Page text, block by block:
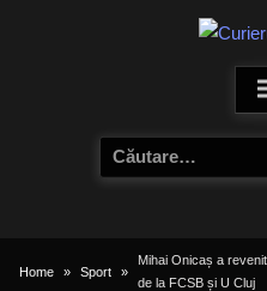
Caută
după:
Home Sport
Mihai Onicaș a
de la FCSB și U Cluj